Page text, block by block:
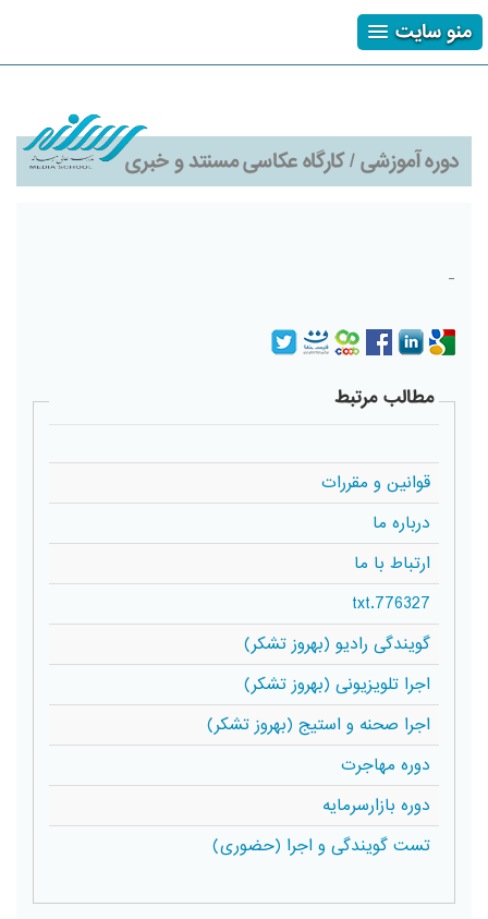
منو سایت
دوره آموزشی / کارگاه عکاسی مسنتد و خبری
-
مطالب مرتبط
قوانین و مقررات
درباره ما
ارتباط با ما
776327.txt
گویندگی رادیو (بهروز تشکر)
اجرا تلویزیونی (بهروز تشکر)
اجرا صحنه و استیج (بهروز تشکر)
دوره مهاجرت
دوره بازارسرمایه
تست گویندگی و اجرا (حضوری)